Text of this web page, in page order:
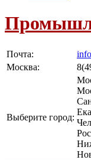
Почта:
Москва:
Выберите город: